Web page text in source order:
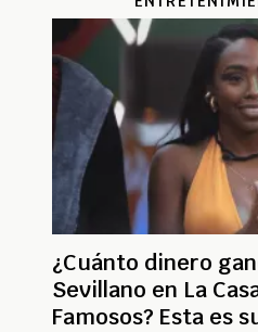
¿Cuánto dinero
Sevillano en La
Famosos? Esta es